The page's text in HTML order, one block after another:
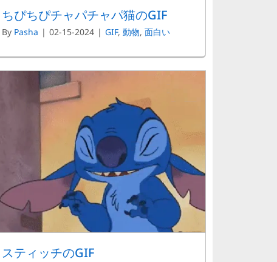
ちぴちぴチャパチャパ猫のGIF
By Pasha | 02-15-2024 | GIF, 動物, 面白い
スティッチのGIF